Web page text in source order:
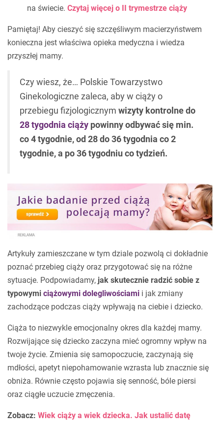
na świecie. Czytaj więcej o II trymestrze ciąży
Pamiętaj! Aby cieszyć się szczęśliwym macierzyństwem
konieczna jest właściwa opieka medyczna i wiedza
przyszłej mamy.
Czy wiesz, że… Polskie Towarzystwo
Ginekologiczne zaleca, aby w ciąży o
przebiegu fizjologicznym wizyty kontrolne do
28 tygodnia ciąży powinny odbywać się min.
co 4 tygodnie, od 28 do 36 tygodnia co 2
tygodnie, a po 36 tygodniu co tydzień.
Artykuły zamieszczane w tym dziale pozwolą ci dokładnie
poznać przebieg ciąży oraz przygotować się na różne
sytuacje. Podpowiadamy, jak skutecznie radzić sobie z
typowymi ciążowymi dolegliwościami i jak zmiany
zachodzące podczas ciąży wpływają na ciebie i dziecko.
Ciąża to niezwykle emocjonalny okres dla każdej mamy.
Rozwijające się dziecko zaczyna mieć ogromny wpływ na
twoje życie. Zmienia się samopoczucie, zaczynają się
mdłości, apetyt niepohamowanie wzrasta lub znacznie się
obniża. Równie często pojawia się senność, bóle piersi
oraz ciągłe uczucie zmęczenia.
Zobacz: Wiek ciąży a wiek dziecka. Jak ustalić datę